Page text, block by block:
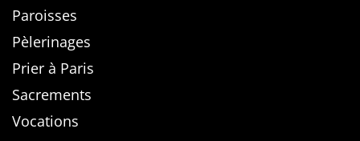
Paroisses
Pèlerinages
Prier à Paris
Sacrements
Vocations